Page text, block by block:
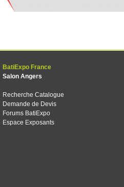
BatiExpo France
Salon Angers
Recherche Catalogue
Demande de Devis
Forums BatiExpo
Espace Exposants